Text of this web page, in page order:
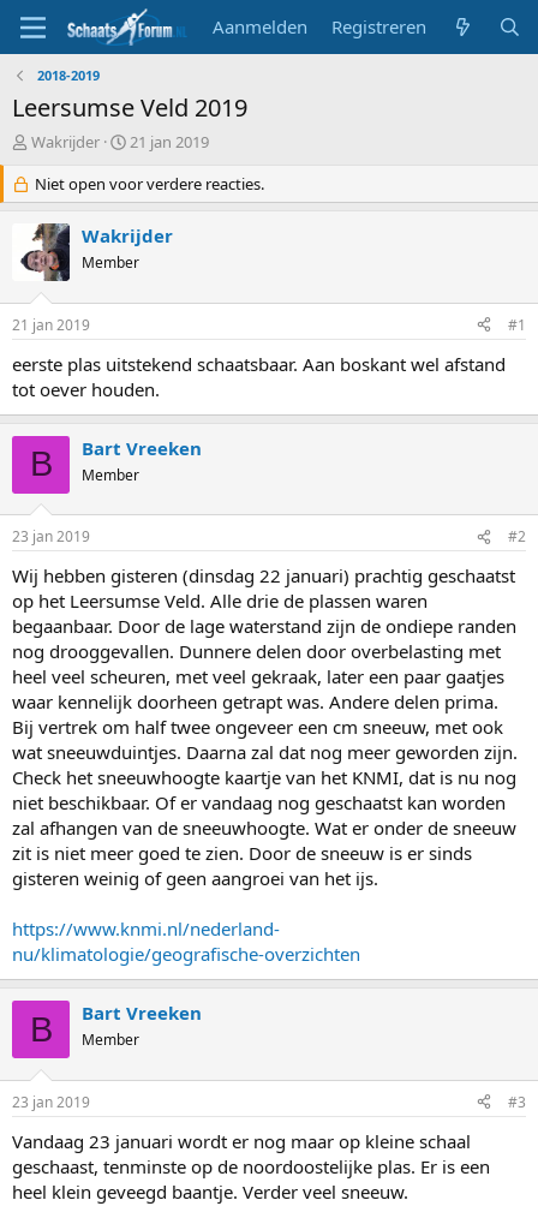
Aanmelden Registreren
2018-2019
Leersumse Veld 2019
T
p
i
c
s
t
a
r
t
e
r
Wakrijder
S
a
r
t
d
a
m
21 jan 2019
Niet open voor verdere reacties.
Wakrijder
Member
21 jan 2019 #1
eerste plas uitstekend schaatsbaar. Aan boskant wel afstand
tot oever houden.
B Bart Vreeken
Member
23 jan 2019 #2
Wij hebben gisteren (dinsdag 22 januari) prachtig geschaatst
op het Leersumse Veld. Alle drie de plassen waren
begaanbaar. Door de lage waterstand zijn de ondiepe randen
nog drooggevallen. Dunnere delen door overbelasting met
heel veel scheuren, met veel gekraak, later een paar gaatjes
waar kennelijk doorheen getrapt was. Andere delen prima.
Bij vertrek om half twee ongeveer een cm sneeuw, met ook
wat sneeuwduintjes. Daarna zal dat nog meer geworden zijn.
Check het sneeuwhoogte kaartje van het KNMI, dat is nu nog
niet beschikbaar. Of er vandaag nog geschaatst kan worden
zal afhangen van de sneeuwhoogte. Wat er onder de sneeuw
zit is niet meer goed te zien. Door de sneeuw is er sinds
gisteren weinig of geen aangroei van het ijs.
https://www.knmi.nl/nederland-
nu/klimatologie/geografische-overzichten
B Bart Vreeken
Member
23 jan 2019 #3
Vandaag 23 januari wordt er nog maar op kleine schaal
geschaast, tenminste op de noordoostelijke plas. Er is een
heel klein geveegd baantje. Verder veel sneeuw.